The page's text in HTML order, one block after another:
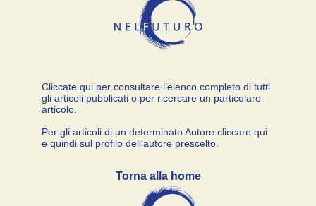
Cliccate qui per consultare l’elenco completo di tutti
gli articoli pubblicati o per ricercare un particolare
articolo.
Per gli articoli di un determinato Autore cliccare qui
e quindi sul profilo dell’autore prescelto.
Torna alla home